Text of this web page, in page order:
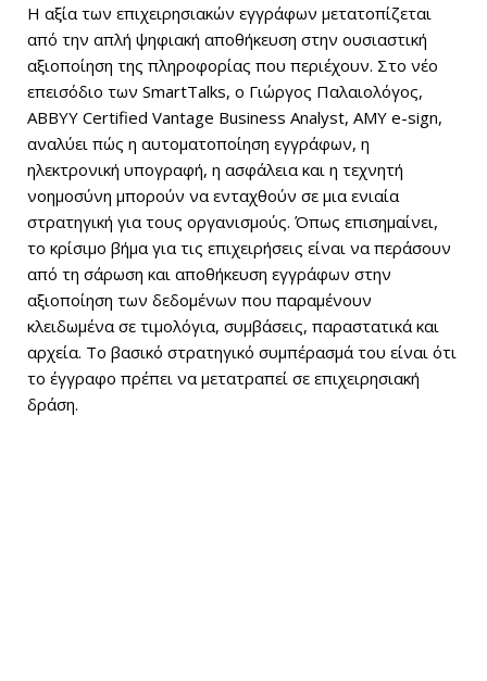
Η αξία των επιχειρησιακών εγγράφων μετατοπίζεται
από την απλή ψηφιακή αποθήκευση στην ουσιαστική
αξιοποίηση της πληροφορίας που περιέχουν. Στο νέο
επεισόδιο των SmartTalks, ο Γιώργος Παλαιολόγος,
ABBYY Certified Vantage Business Analyst, AMY e-sign,
αναλύει πώς η αυτοματοποίηση εγγράφων, η
ηλεκτρονική υπογραφή, η ασφάλεια και η τεχνητή
νοημοσύνη μπορούν να ενταχθούν σε μια ενιαία
στρατηγική για τους οργανισμούς. Όπως επισημαίνει,
το κρίσιμο βήμα για τις επιχειρήσεις είναι να περάσουν
από τη σάρωση και αποθήκευση εγγράφων στην
αξιοποίηση των δεδομένων που παραμένουν
κλειδωμένα σε τιμολόγια, συμβάσεις, παραστατικά και
αρχεία. Το βασικό στρατηγικό συμπέρασμά του είναι ότι
το έγγραφο πρέπει να μετατραπεί σε επιχειρησιακή
δράση.